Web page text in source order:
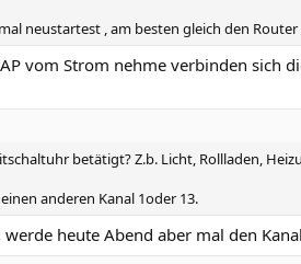
neustartest , am besten gleich den
vom Strom nehme verbinden sich
betätigt? Z.b. Licht, Rollladen,
anderen Kanal 1oder 13.
werde heute Abend aber mal den